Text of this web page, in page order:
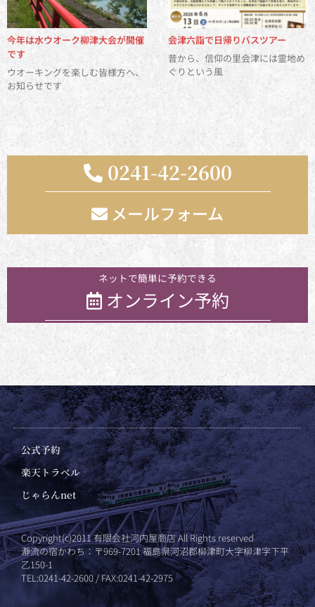
今年は水ウオーク柳津大会が開催
です
ウオーキングを楽しむ皆様方へ、
お知らせです
会津六詣で日帰りバスツアー
昔から、信仰の里会津には霊地め
ぐりという風
0241-42-2600
メールフォーム
お気軽にお問い合わせください
ネットで簡単に予約できる
オンライン予約
公式予約
楽天トラベル
じゃらんnet
Copyright(c)2011 有限会社河内屋商店 All Rights reserved
瀞流の宿かわち：〒969-7201 福島県河沼郡柳津町大字柳津字下平
乙150-1
TEL:0241-42-2600 / FAX:0241-42-2975